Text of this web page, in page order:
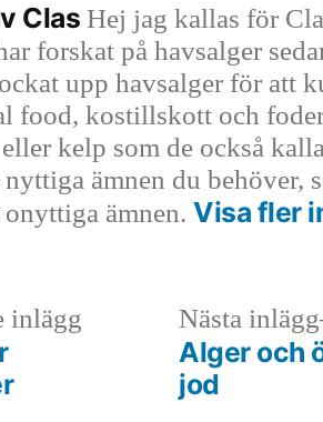
Clas Hej jag kallas för
forskat på havsalger
upp havsalger för att
food, kostillskott och
kelp som de också
ämnen du behöver,
ämnen.Visa fler
inlägg FöregåendeNästa inlägg
Alger och
jod